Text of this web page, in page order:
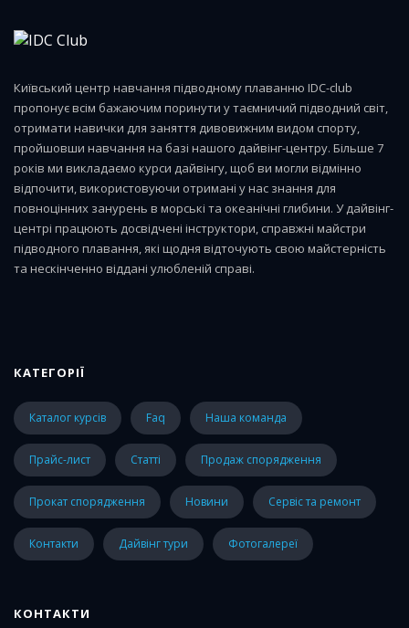
Київський центр навчання підводному плаванню IDC-club
пропонує всім бажаючим поринути у таємничий підводний світ,
отримати навички для заняття дивовижним видом спорту,
пройшовши навчання на базі нашого дайвінг-центру. Більше 7
років ми викладаємо курси дайвінгу, щоб ви могли відмінно
відпочити, використовуючи отримані у нас знання для
повноцінних занурень в морські та океанічні глибини. У дайвінг-
центрі працюють досвідчені інструктори, справжні майстри
підводного плавання, які щодня відточують свою майстерність
та нескінченно віддані улюбленій справі.
КАТЕГОРІЇ
каталог курсів faq наша команда
прайс-лист статті Продаж спорядження
Прокат спорядження Новини Сервіс та ремонт
Контакти Дайвінг тури Фотогалереї
КОНТАКТИ